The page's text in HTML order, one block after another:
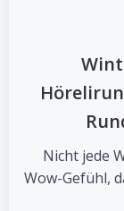
Nicht jede
Wow-Gefühl,